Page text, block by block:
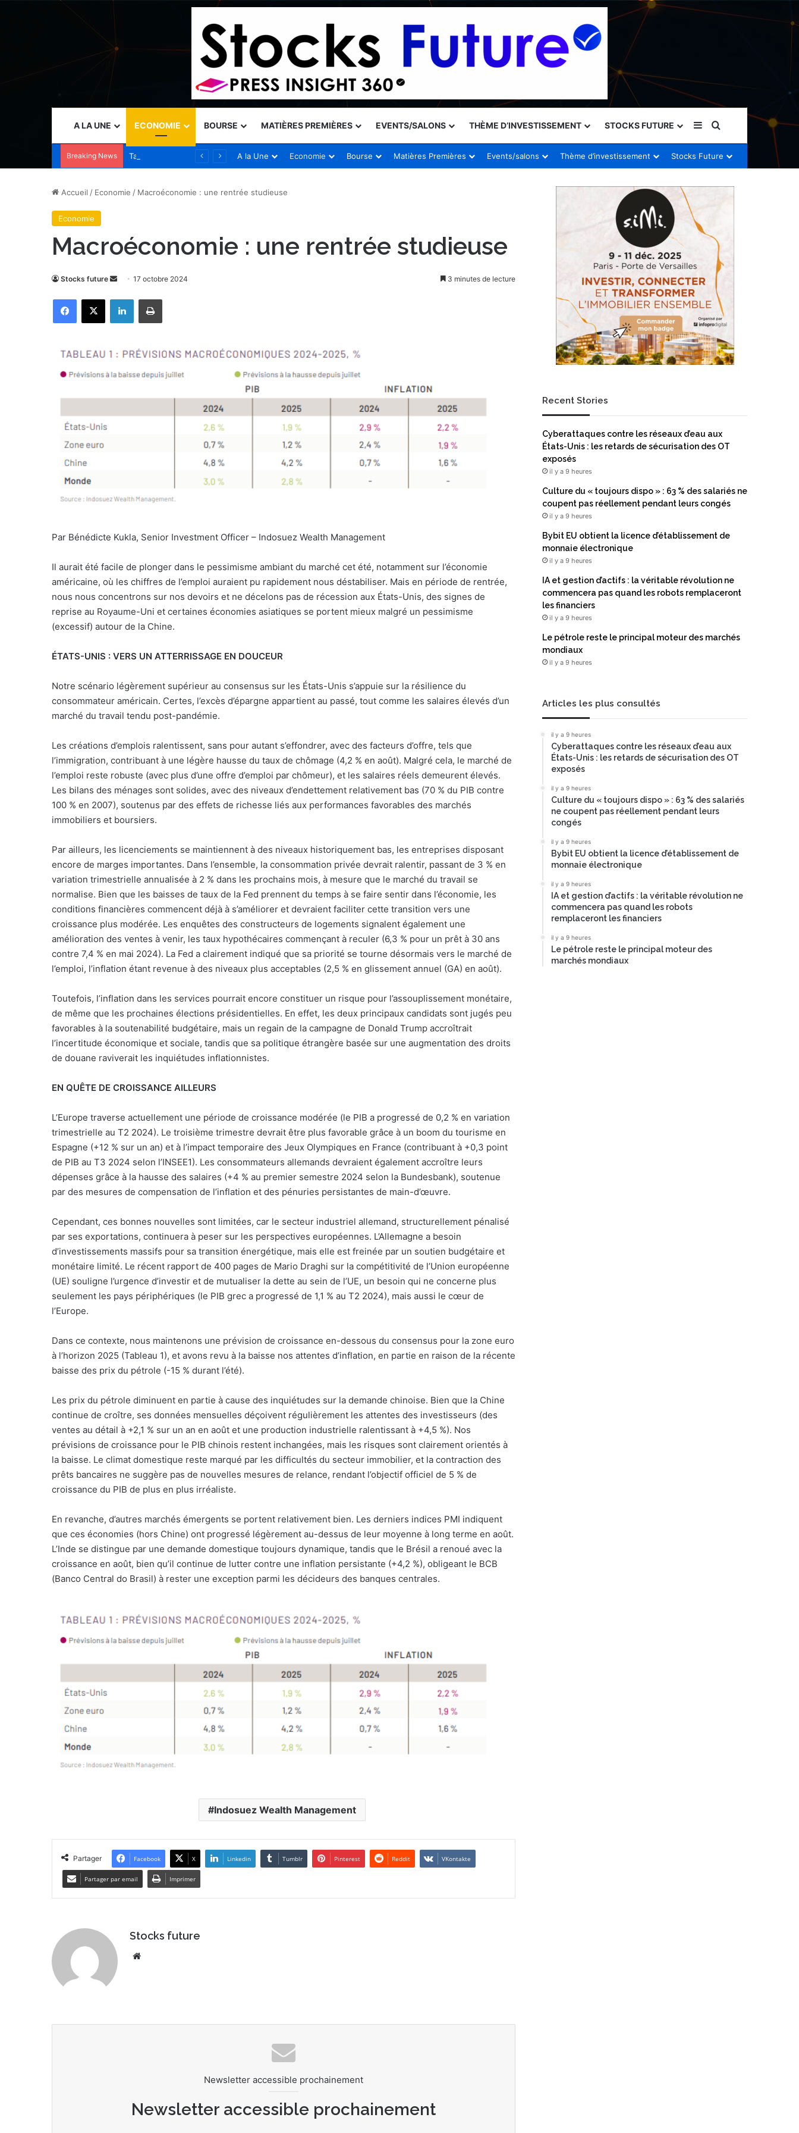
A LA UNE ECONOMIE BOURSE MATIÈRES PREMIÈRES EVENTS/SALONS THÈME D’INVESTISSEMENT STOCKS FUTURE Sidebar (barre
Rechercher
Breaking News A la Une Economie Bourse Matières Premières Events/salons Thème d’investissement Stocks Future
Accueil / Economie / Macroéconomie : une rentrée studieuse
Economie
Macroéconomie : une rentrée studieuse
Stocks future
Envoyer
courriel
17 octobre 2024 3 minutes de lecture
Facebook
X LinkedinImprimer
Par Bénédicte Kukla, Senior Investment Officer – Indosuez Wealth Management
Il aurait été facile de plonger dans le pessimisme ambiant du marché cet été, notamment sur l’économie
américaine, où les chiffres de l’emploi auraient pu rapidement nous déstabiliser. Mais en période de rentrée,
nous nous concentrons sur nos devoirs et ne décelons pas de récession aux États-Unis, des signes de
reprise au Royaume-Uni et certaines économies asiatiques se portent mieux malgré un pessimisme
(excessif) autour de la Chine.
ÉTATS-UNIS : VERS UN ATTERRISSAGE EN DOUCEUR
Notre scénario légèrement supérieur au consensus sur les États-Unis s’appuie sur la résilience du
consommateur américain. Certes, l’excès d’épargne appartient au passé, tout comme les salaires élevés d’un
marché du travail tendu post-pandémie.
Les créations d’emplois ralentissent, sans pour autant s’effondrer, avec des facteurs d’offre, tels que
l’immigration, contribuant à une légère hausse du taux de chômage (4,2 % en août). Malgré cela, le marché de
l’emploi reste robuste (avec plus d’une offre d’emploi par chômeur), et les salaires réels demeurent élevés.
Les bilans des ménages sont solides, avec des niveaux d’endettement relativement bas (70 % du PIB contre
100 % en 2007), soutenus par des effets de richesse liés aux performances favorables des marchés
immobiliers et boursiers.
Par ailleurs, les licenciements se maintiennent à des niveaux historiquement bas, les entreprises disposant
encore de marges importantes. Dans l’ensemble, la consommation privée devrait ralentir, passant de 3 % en
variation trimestrielle annualisée à 2 % dans les prochains mois, à mesure que le marché du travail se
normalise. Bien que les baisses de taux de la Fed prennent du temps à se faire sentir dans l’économie, les
conditions financières commencent déjà à s’améliorer et devraient faciliter cette transition vers une
croissance plus modérée. Les enquêtes des constructeurs de logements signalent également une
amélioration des ventes à venir, les taux hypothécaires commençant à reculer (6,3 % pour un prêt à 30 ans
contre 7,4 % en mai 2024). La Fed a clairement indiqué que sa priorité se tourne désormais vers le marché de
l’emploi, l’inflation étant revenue à des niveaux plus acceptables (2,5 % en glissement annuel (GA) en août).
Toutefois, l’inflation dans les services pourrait encore constituer un risque pour l’assouplissement monétaire,
de même que les prochaines élections présidentielles. En effet, les deux principaux candidats sont jugés peu
favorables à la soutenabilité budgétaire, mais un regain de la campagne de Donald Trump accroîtrait
l’incertitude économique et sociale, tandis que sa politique étrangère basée sur une augmentation des droits
de douane raviverait les inquiétudes inflationnistes.
EN QUÊTE DE CROISSANCE AILLEURS
L’Europe traverse actuellement une période de croissance modérée (le PIB a progressé de 0,2 % en variation
trimestrielle au T2 2024). Le troisième trimestre devrait être plus favorable grâce à un boom du tourisme en
Espagne (+12 % sur un an) et à l’impact temporaire des Jeux Olympiques en France (contribuant à +0,3 point
de PIB au T3 2024 selon l’INSEE1). Les consommateurs allemands devraient également accroître leurs
dépenses grâce à la hausse des salaires (+4 % au premier semestre 2024 selon la Bundesbank), soutenue
par des mesures de compensation de l’inflation et des pénuries persistantes de main-d’œuvre.
Cependant, ces bonnes nouvelles sont limitées, car le secteur industriel allemand, structurellement pénalisé
par ses exportations, continuera à peser sur les perspectives européennes. L’Allemagne a besoin
d’investissements massifs pour sa transition énergétique, mais elle est freinée par un soutien budgétaire et
monétaire limité. Le récent rapport de 400 pages de Mario Draghi sur la compétitivité de l’Union européenne
(UE) souligne l’urgence d’investir et de mutualiser la dette au sein de l’UE, un besoin qui ne concerne plus
seulement les pays périphériques (le PIB grec a progressé de 1,1 % au T2 2024), mais aussi le cœur de
l’Europe.
Dans ce contexte, nous maintenons une prévision de croissance en-dessous du consensus pour la zone euro
à l’horizon 2025 (Tableau 1), et avons revu à la baisse nos attentes d’inflation, en partie en raison de la récente
baisse des prix du pétrole (-15 % durant l’été).
Les prix du pétrole diminuent en partie à cause des inquiétudes sur la demande chinoise. Bien que la Chine
continue de croître, ses données mensuelles déçoivent régulièrement les attentes des investisseurs (des
ventes au détail à +2,1 % sur un an en août et une production industrielle ralentissant à +4,5 %). Nos
prévisions de croissance pour le PIB chinois restent inchangées, mais les risques sont clairement orientés à
la baisse. Le climat domestique reste marqué par les difficultés du secteur immobilier, et la contraction des
prêts bancaires ne suggère pas de nouvelles mesures de relance, rendant l’objectif officiel de 5 % de
croissance du PIB de plus en plus irréaliste.
En revanche, d’autres marchés émergents se portent relativement bien. Les derniers indices PMI indiquent
que ces économies (hors Chine) ont progressé légèrement au-dessus de leur moyenne à long terme en août.
L’Inde se distingue par une demande domestique toujours dynamique, tandis que le Brésil a renoué avec la
croissance en août, bien qu’il continue de lutter contre une inflation persistante (+4,2 %), obligeant le BCB
(Banco Central do Brasil) à rester une exception parmi les décideurs des banques centrales.
Indosuez Wealth Management
Partager Facebook X Linkedin Tumblr Pinterest Reddit VKontakte
Partager par email Imprimer
Stocks future
Newsletter accessible prochainement
Newsletter accessible prochainement
Recent Stories
Cyberattaques contre les réseaux d’eau aux
États-Unis : les retards de sécurisation des OT
exposés
il y a 9 heures
Culture du « toujours dispo » : 63 % des salariés ne
coupent pas réellement pendant leurs congés
il y a 9 heures
Bybit EU obtient la licence d’établissement de
monnaie électronique
il y a 9 heures
IA et gestion d’actifs : la véritable révolution ne
commencera pas quand les robots remplaceront
les financiers
il y a 9 heures
Le pétrole reste le principal moteur des marchés
mondiaux
il y a 9 heures
Articles les plus consultés
il y a 9 heures
Cyberattaques contre les réseaux d’eau aux
États-Unis : les retards de sécurisation des OT
exposés
il y a 9 heures
Culture du « toujours dispo » : 63 % des salariés
ne coupent pas réellement pendant leurs
congés
il y a 9 heures
Bybit EU obtient la licence d’établissement de
monnaie électronique
il y a 9 heures
IA et gestion d’actifs : la véritable révolution ne
commencera pas quand les robots
remplaceront les financiers
il y a 9 heures
Le pétrole reste le principal moteur des
marchés mondiaux